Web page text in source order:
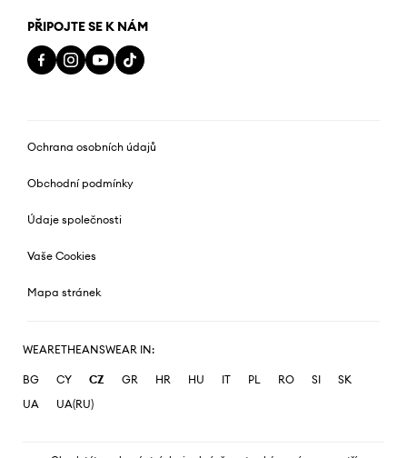
PŘIPOJTE SE K NÁM
Ochrana osobních údajů
Obchodní podmínky
Údaje společnosti
Vaše Cookies
Mapa stránek
WEARETHEANSWEAR IN:
BG CY CZ GR HR HU IT PL RO SI
SK
UA
UA(RU)